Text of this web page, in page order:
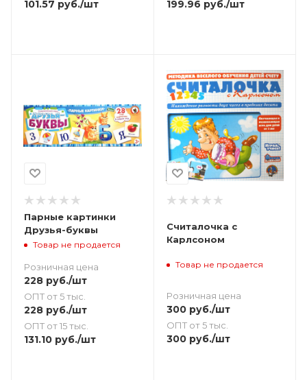
101.57 руб./шт 199.96 руб./шт
Парные картинки
Друзья-буквы
Товар не продается
Розничная цена
228 руб./шт
ОПТ от 5 тыс.
228 руб./шт
ОПТ от 15 тыс.
131.10 руб./шт
Считалочка с
Карлсоном
Товар не продается
Розничная цена
300руб./шт
ОПТ от 5 тыс.
300руб./шт